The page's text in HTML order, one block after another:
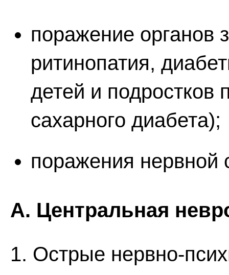
поражение органов
ритинопатия,
детей и подростков
сахарного диабета);
поражения нервной
А. Центральная
1. Острые нервно-